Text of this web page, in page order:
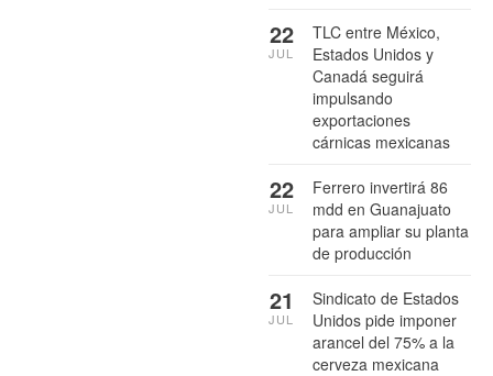
TLC entre México,
Estados Unidos y
Canadá seguirá
impulsando
exportaciones
cárnicas mexicanas
22
JUL
Ferrero invertirá 86
mdd en Guanajuato
para ampliar su planta
de producción
22
JUL
Sindicato de Estados
Unidos pide imponer
arancel del 75% a la
cerveza mexicana
21
JUL